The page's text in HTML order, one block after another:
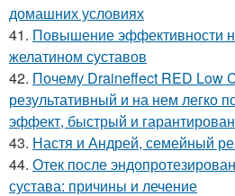
домашних условиях
41. Повышение эффективности
желатином суставов
42. Почему Draineffect RED Low
результативный и на нем легко
эффект, быстрый и
43. Настя и Андрей, семейный
44. Отек после
сустава: причины и лечение